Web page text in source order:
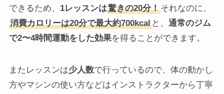
できるため、 1レッスンは驚きの20分！それなのに、
消費カロリーは20分で最大約700kcalと、 通常のジム
で2〜4時間運動をした効果を得ることができます。
またレッスンは少人数で行っているので、体の動かし
方やマシンの使い方などはインストラクターから丁寧